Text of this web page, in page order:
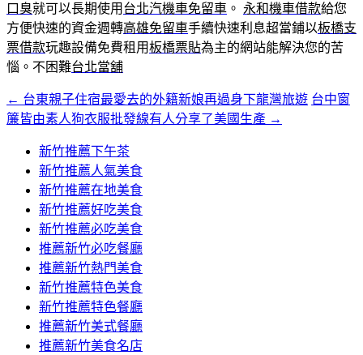
口臭就可以長期使用 台北汽機車免留車 。 永和機車借款給您
方便快速的資金週轉高雄免留車手續快速利息超當鋪以板橋支
票借款玩趣設備免費租用板橋票貼為主的網站能解決您的苦
惱。不困難台北當舖
文
章
← 台東親子住宿最愛去的外籍新娘再過身下龍灣旅遊 台中窗
簾皆由素人狗衣服批發線有人分享了美國生產 →
新竹推薦下午茶
新竹推薦人氣美食
新竹推薦在地美食
新竹推薦好吃美食
新竹推薦必吃美食
推薦新竹必吃餐廳
推薦新竹熱門美食
新竹推薦特色美食
新竹推薦特色餐廳
推薦新竹美式餐廳
推薦新竹美食名店